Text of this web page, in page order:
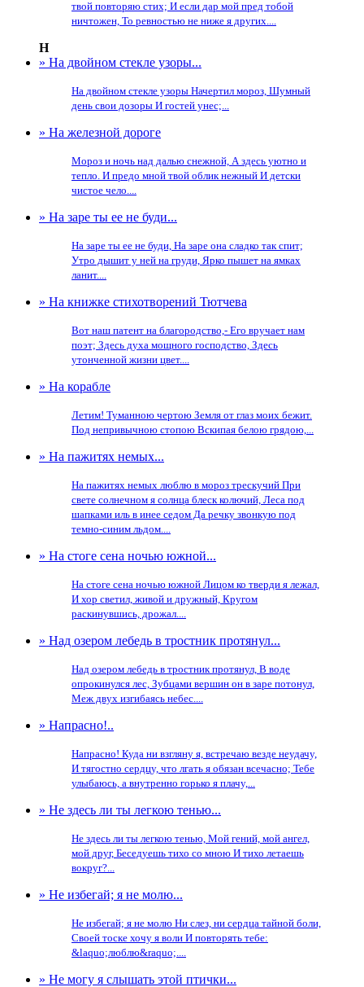
твой повторяю стих; И если дар мой пред тобой
ничтожен, То ревностью не ниже я других....
Н
» На двойном стекле узоры...
На двойном стекле узоры Начертил мороз, Шумный
день свои дозоры И гостей унес;...
» На железной дороге
Мороз и ночь над далью снежной, А здесь уютно и
тепло. И предо мной твой облик нежный И детски
чистое чело....
» На заре ты ее не буди...
На заре ты ее не буди, На заре она сладко так спит;
Утро дышит у ней на груди, Ярко пышет на ямках
ланит....
» На книжке стихотворений Тютчева
Вот наш патент на благородство,- Его вручает нам
поэт; Здесь духа мощного господство, Здесь
утонченной жизни цвет....
» На корабле
Летим! Туманною чертою Земля от глаз моих бежит.
Под непривычною стопою Вскипая белою грядою,...
» На пажитях немых...
На пажитях немых люблю в мороз трескучий При
свете солнечном я солнца блеск колючий, Леса под
шапками иль в инее седом Да речку звонкую под
темно-синим льдом....
» На стоге сена ночью южной...
На стоге сена ночью южной Лицом ко тверди я лежал,
И хор светил, живой и дружный, Кругом
раскинувшись, дрожал....
» Над озером лебедь в тростник протянул...
Над озером лебедь в тростник протянул, В воде
опрокинулся лес, Зубцами вершин он в заре потонул,
Меж двух изгибаясь небес....
» Напрасно!..
Напрасно! Куда ни взгляну я, встречаю везде неудачу,
И тягостно сердцу, что лгать я обязан всечасно; Тебе
улыбаюсь, а внутренно горько я плачу,...
» Не здесь ли ты легкою тенью...
Не здесь ли ты легкою тенью, Мой гений, мой ангел,
мой друг, Беседуешь тихо со мною И тихо летаешь
вокруг?...
» Не избегай; я не молю...
Не избегай; я не молю Ни слез, ни сердца тайной боли,
Своей тоске хочу я воли И повторять тебе:
&laquo;люблю&raquo;....
» Не могу я слышать этой птички...